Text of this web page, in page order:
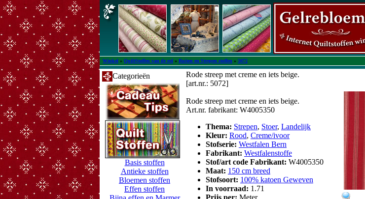
Winkel » QuiltStoffen van de rol » Ruiten en Strepen stoffen » 5072
Categorieën
Basis stoffen
Antieke stoffen
Bloemen stoffen
Effen stoffen
Rode streep met creme en iets beige.
[art.nr.: 5072]
Rode streep met creme en iets beige.
Art.nr. fabrikant: W4005350
Thema: Strepen, Stoer, Landelijk
Kleur: Rood, Creme/ivoor
Stofserie: Westfalen Bern
Fabrikant: Westfalenstoffe
Stof/art code Fabrikant: W4005350
Maat: 150 cm breed
Stofsoort: 100% katoen Geweven
In voorraad: 1.71
Prijs per: Meter